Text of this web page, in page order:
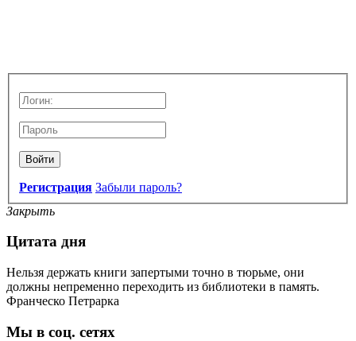
Войти
Регистрация Забыли пароль?
Закрыть
Цитата дня
Нельзя держать книги запертыми точно в тюрьме, они
должны непременно переходить из библиотеки в память.
Франческо Петрарка
Мы в соц. сетях